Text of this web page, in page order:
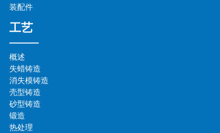
装配件
工艺
概述
失蜡铸造
消失模铸造
壳型铸造
砂型铸造
锻造
热处理